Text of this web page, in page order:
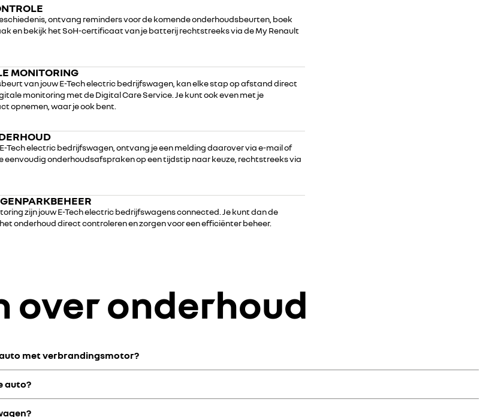
ontvang reminders voor de komende onderhoudsbeurten, boek
en bekijk het SoH-certificaat van je batterij rechtstreeks via de My Renault
MONITORING
van jouw E-Tech electric bedrijfswagen, kan elke stap op afstand direct
monitoring met de Digital Care Service. Je kunt ook even met je
opnemen, waar je ook bent.
E-Tech electric bedrijfswagen, ontvang je een melding daarover via e-mail of
eenvoudig onderhoudsafspraken op een tijdstip naar keuze, rechtstreeks via
zijn jouw E-Tech electric bedrijfswagens connected. Je kunt dan de
onderhoud direct controleren en zorgen voor een efficiënter beheer.
over onderhoud
met verbrandingsmotor?
wel hebben. Zoals een koppeling, uitlaat of distributieriem.
daarna kan dit oplopen tot 30%. Al met al dus een voordelige, duurzame oplossing voor zakelijke klanten.
auto?
de tractiebatterij, de bandenslijtage (vaak aan hogere belasting onderhevig), de vloeistoffen (remvloeistof,